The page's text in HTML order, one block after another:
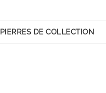
PIERRES DE COLLECTION